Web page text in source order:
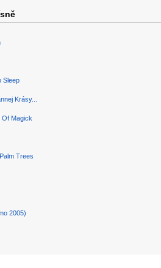
Sleep
Krásy...
Of Magick
Trees
2005)